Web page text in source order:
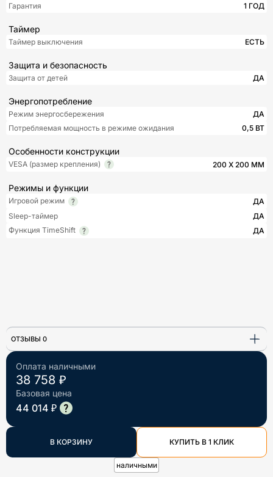
Оплата наличными
38 758 ₽
Базовая цена
44 014 ₽
В КОРЗИНУ КУПИТЬ В 1 КЛИК
наличными
Гарантия
1 ГОД
Таймер
Таймер выключения ЕСТЬ
Защита и безопасность
Защита от детей ДА
Энергопотребление
Режим энергосбережения
ДА
Потребляемая мощность в режиме ожидания
0,5 ВТ
Особенности конструкции
VESA (размер крепления) 200 X 200 ММ
Режимы и функции
Игровой режим
ДА
Sleep-таймер
ДА
Функция TimeShift
ДА
ОТЗЫВЫ 0